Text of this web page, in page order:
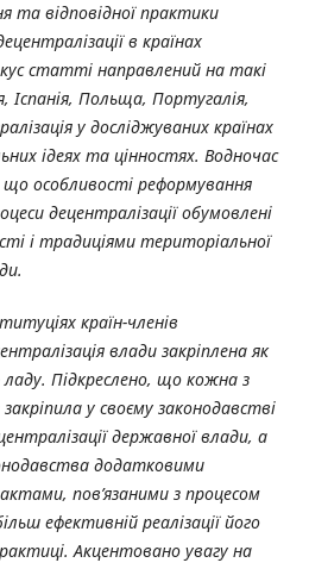
та відповідної практики
в країнах
статті направлений на такі
Іспанія, Польща, Португалія,
у досліджуваних країнах
ідеях та цінностях. Водночас
особливості реформування
децентралізації обумовлені
і традиціями територіальної
країн-членів
влади закріплена як
Підкреслено, що кожна з
у своєму законодавстві
державної влади, а
додатковими
пов’язаними з процесом
ефективній реалізації його
Акцентовано увагу на